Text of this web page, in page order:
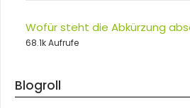
Wofür steht die Abkürzung
68.1k Aufrufe
Blogroll